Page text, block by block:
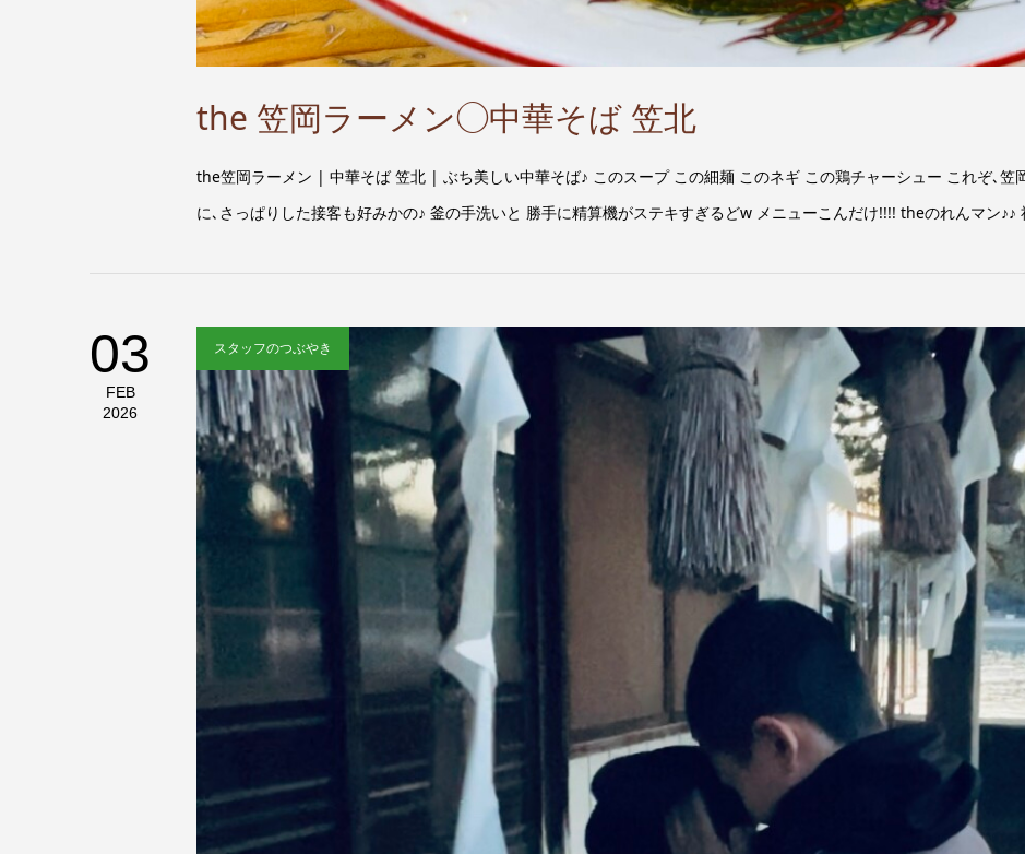
the 笠岡ラーメン◯中華そば 笠北
the笠岡ラーメン | 中華そば 笠北 | ぶち美しい中華そば♪ このスープ この細麺 このネギ この鶏チャーシュー これぞ､笠
に､さっぱりした接客も好みかの♪ 釜の手洗いと 勝手に精算機がステキすぎるどw メニューこんだけ!!!! theのれんマン♪♪
03
FEB
2026
スタッフのつぶやき